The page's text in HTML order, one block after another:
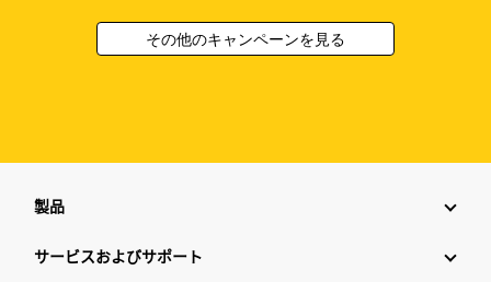
その他のキャンペーンを見る
製品
サービスおよびサポート